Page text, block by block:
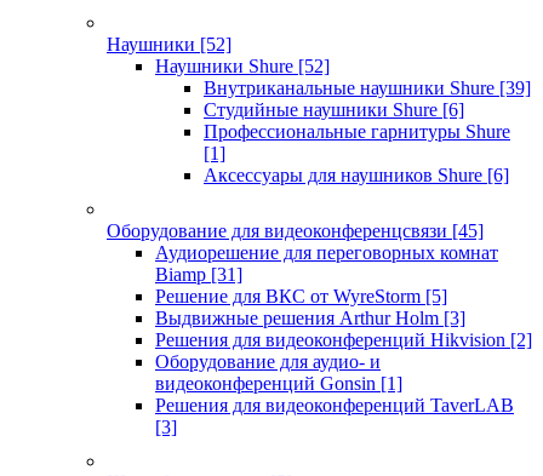
Наушники [52]
Наушники Shure [52]
Внутриканальные наушники Shure [39]
Студийные наушники Shure [6]
Профессиональные гарнитуры Shure
[1]
Аксессуары для наушников Shure [6]
Оборудование для видеоконференцсвязи [45]
Аудиорешение для переговорных комнат
Biamp [31]
Решение для ВКС от WyreStorm [5]
Выдвижные решения Arthur Holm [3]
Решения для видеоконференций Hikvision [2]
Оборудование для аудио- и
видеоконференций Gonsin [1]
Решения для видеоконференций TaverLAB
[3]